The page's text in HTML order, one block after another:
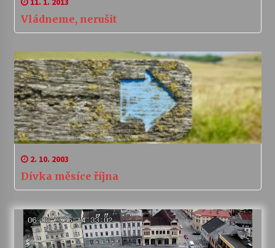
Vládneme, nerušit
2. 10. 2003
Dívka měsíce října